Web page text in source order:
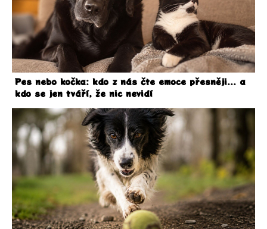
Pes nebo kočka: kdo z nás čte emoce přesněji... a
kdo se jen tváří, že nic nevidí